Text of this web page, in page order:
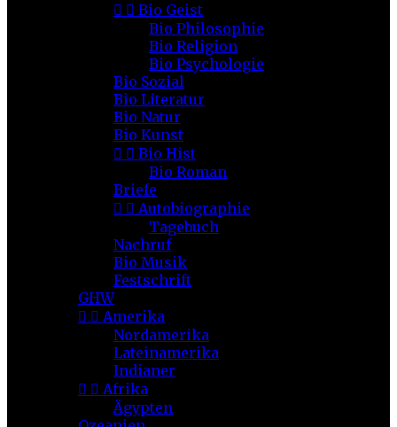
  Bio Geist
Bio Philosophie
Bio Religion
Bio Psychologie
Bio Sozial
Bio Literatur
Bio Natur
Bio Kunst
  Bio Hist
Bio Roman
Briefe
  Autobiographie
Tagebuch
Nachruf
Bio Musik
Festschrift
GHW
  Amerika
Nordamerika
Lateinamerika
Indianer
  Afrika
Ägypten